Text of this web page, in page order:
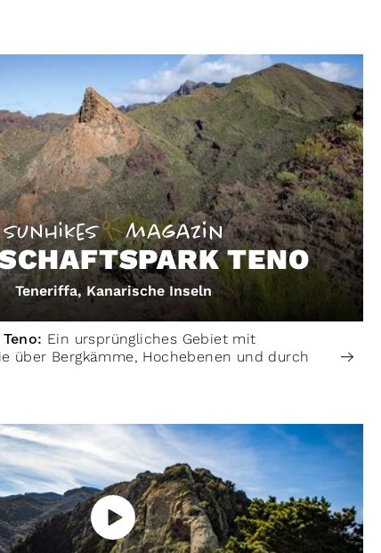
TENO
Teneriffa, Kanarische Inseln
Ein ursprüngliches Gebiet mit
über Bergkämme, Hochebenen und durch